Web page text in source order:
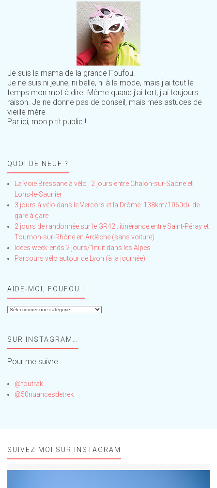
Je suis la mama de la grande Foufou.
Je ne suis ni jeune, ni belle, ni à la mode, mais j'ai tout le
temps mon mot à dire. Même quand j'ai tort, j'ai toujours
raison. Je ne donne pas de conseil, mais mes astuces de
vieille mère
Par ici, mon p'tit public !
QUOI DE NEUF ?
La Voie Bressane à vélo : 2 jours entre Chalon-sur-Saône et
Lons-le-Saunier
3 jours à vélo dans le Vercors et la Drôme: 138km/1060d+ de
gare à gare
2 jours de randonnée sur le GR42 : itinérance entre Saint-Péray et
Tournon-sur-Rhône en Ardèche (sans voiture)
Idées week-ends 2 jours/1nuit dans les Alpes
Parcours vélo autour de Lyon (à la journée)
AIDE-MOI, FOUFOU !
Aide-
!SUR INSTAGRAM…
Pour me suivre:
@foutrak
@50nuancesdetrek
SUIVEZ MOI SUR INSTAGRAM